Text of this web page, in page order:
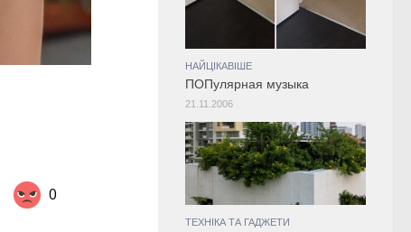
0
НАЙЦІКАВІШЕ
ПОПулярная музыка
21.11.2006
ТЕХНІКА ТА ГАДЖЕТИ